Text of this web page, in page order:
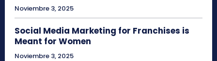
Noviembre 3, 2025
Social Media Marketing for Franchises is
Meant for Women
Noviembre 3, 2025